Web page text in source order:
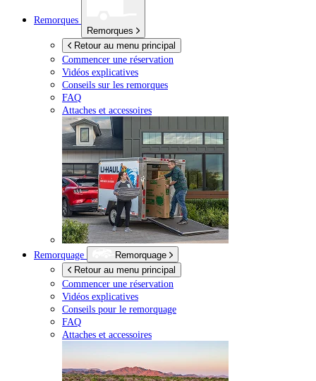
Remorques
Remorques
Retour au menu principal
Commencer une réservation
Vidéos explicatives
Conseils sur les remorques
FAQ
Attaches et accessoires
Remorquage
Remorquage
Retour au menu principal
Commencer une réservation
Vidéos explicatives
Conseils pour le remorquage
FAQ
Attaches et accessoires